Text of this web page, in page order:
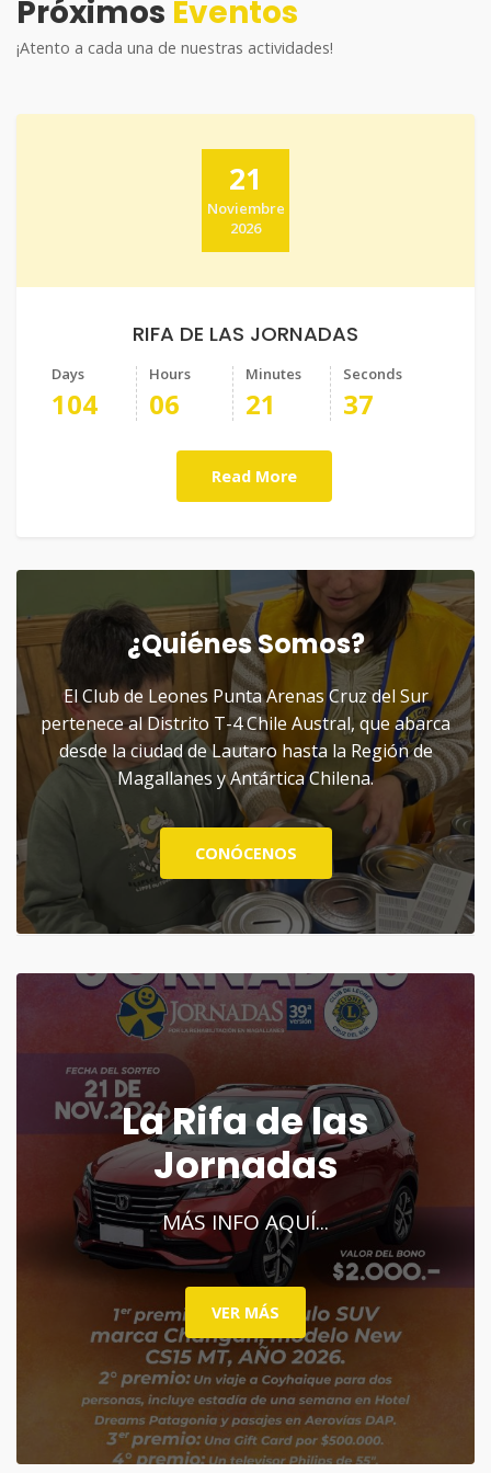
Próximos Eventos
¡Atento a cada una de nuestras actividades!
21
Noviembre
2026
RIFA DE LAS JORNADAS
Days
104
Hours
06
Minutes
21
Seconds
36
Read More
¿Quiénes Somos?
El Club de Leones Punta Arenas Cruz del Sur
pertenece al Distrito T-4 Chile Austral, que abarca
desde la ciudad de Lautaro hasta la Región de
Magallanes y Antártica Chilena.
CONÓCENOS
La Rifa de las
Jornadas
MÁS INFO AQUÍ...
VER MÁS